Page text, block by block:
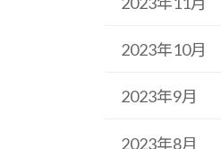
2023年10月
2023年9月
2023年8月